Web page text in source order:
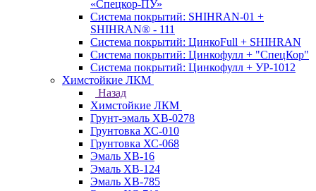
«Спецкор-ПУ»
Система покрытий: SHIHRAN-01 +
SHIHRAN® - 111
Система покрытий: ЦинкоFull + SHIHRAN
Система покрытий: Цинкофулл + "СпецКор"
Система покрытий: Цинкофулл + УР-1012
Химстойкие ЛКМ
Назад
Химстойкие ЛКМ
Грунт-эмаль ХВ-0278
Грунтовка ХС-010
Грунтовка ХС-068
Эмаль ХВ-16
Эмаль ХВ-124
Эмаль ХВ-785